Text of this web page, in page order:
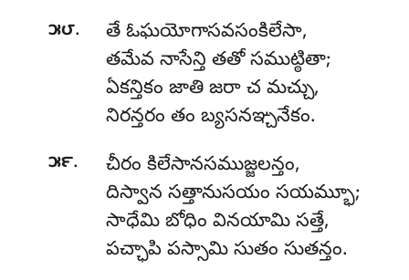
౫౮.
తే ఓఘయోగాసవసంకిలేసా,
తమేవ నాసేన్తి తతో సముట్ఠితా;
ఏకన్తికం జాతి జరా చ మచ్చు,
నిరన్తరం తం బ్యసనఞ్చనేకం.
౫౯.
చీరం కిలేసానసముజ్జలన్తం,
దిస్వాన సత్తానుసయం సయమ్భూ;
సాధేమి బోధిం వినయామి సత్తే,
పచ్ఛాపి పస్సామి సుతం సుతన్తం.